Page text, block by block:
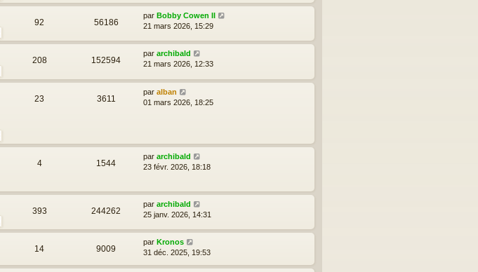
92 56186
par Bobby Cowen II
21 mars 2026, 15:29
208 152594
par archibald
21 mars 2026, 12:33
23 3611
par alban
01 mars 2026, 18:25
4 1544
par archibald
23 févr. 2026, 18:18
393 244262
par archibald
25 janv. 2026, 14:31
14 9009
par Kronos
31 déc. 2025, 19:53